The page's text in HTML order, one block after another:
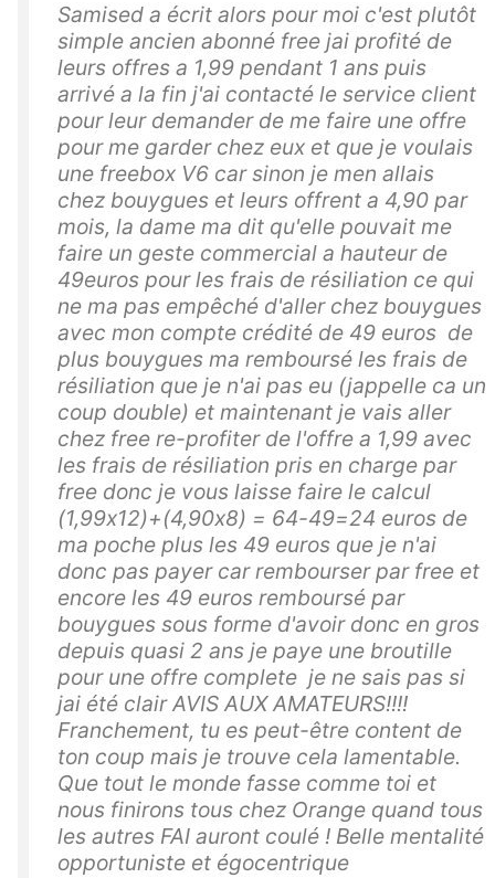
Samised a écrit alors pour moi c'est plutôt
simple ancien abonné free jai profité de
leurs offres a 1,99 pendant 1 ans puis
arrivé a la fin j'ai contacté le service client
pour leur demander de me faire une offre
pour me garder chez eux et que je voulais
une freebox V6 car sinon je men allais
chez bouygues et leurs offrent a 4,90 par
mois, la dame ma dit qu'elle pouvait me
faire un geste commercial a hauteur de
49euros pour les frais de résiliation ce qui
ne ma pas empêché d'aller chez bouygues
avec mon compte crédité de 49 euros de
plus bouygues ma remboursé les frais de
résiliation que je n'ai pas eu (jappelle ca un
coup double) et maintenant je vais aller
chez free re-profiter de l'offre a 1,99 avec
les frais de résiliation pris en charge par
free donc je vous laisse faire le calcul
(1,99x12)+(4,90x8) = 64-49=24 euros de
ma poche plus les 49 euros que je n'ai
donc pas payer car rembourser par free et
encore les 49 euros remboursé par
bouygues sous forme d'avoir donc en gros
depuis quasi 2 ans je paye une broutille
pour une offre complete je ne sais pas si
jai été clair AVIS AUX AMATEURS!!!!
Franchement, tu es peut-être content de
ton coup mais je trouve cela lamentable.
Que tout le monde fasse comme toi et
nous finirons tous chez Orange quand tous
les autres FAI auront coulé ! Belle mentalité
opportuniste et égocentrique